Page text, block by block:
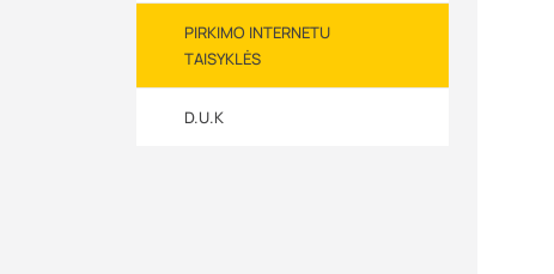
PIRKIMO INTERNETU
TAISYKLĖS
D.U.K